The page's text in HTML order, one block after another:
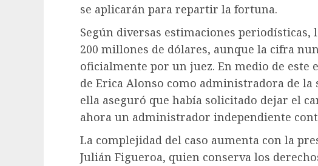
se aplicarán para repartir la fortuna.
Según diversas estimaciones
200 millones de dólares, aunque la cifra
oficialmente por un juez. En medio de este
de Erica Alonso como administradora de la
ella aseguró que había solicitado dejar el
ahora un administrador independiente
La complejidad del caso aumenta con la
Julián Figueroa, quien conserva los